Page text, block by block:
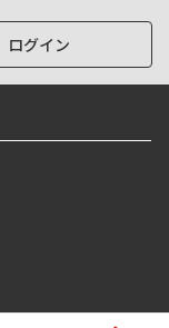
ログイン